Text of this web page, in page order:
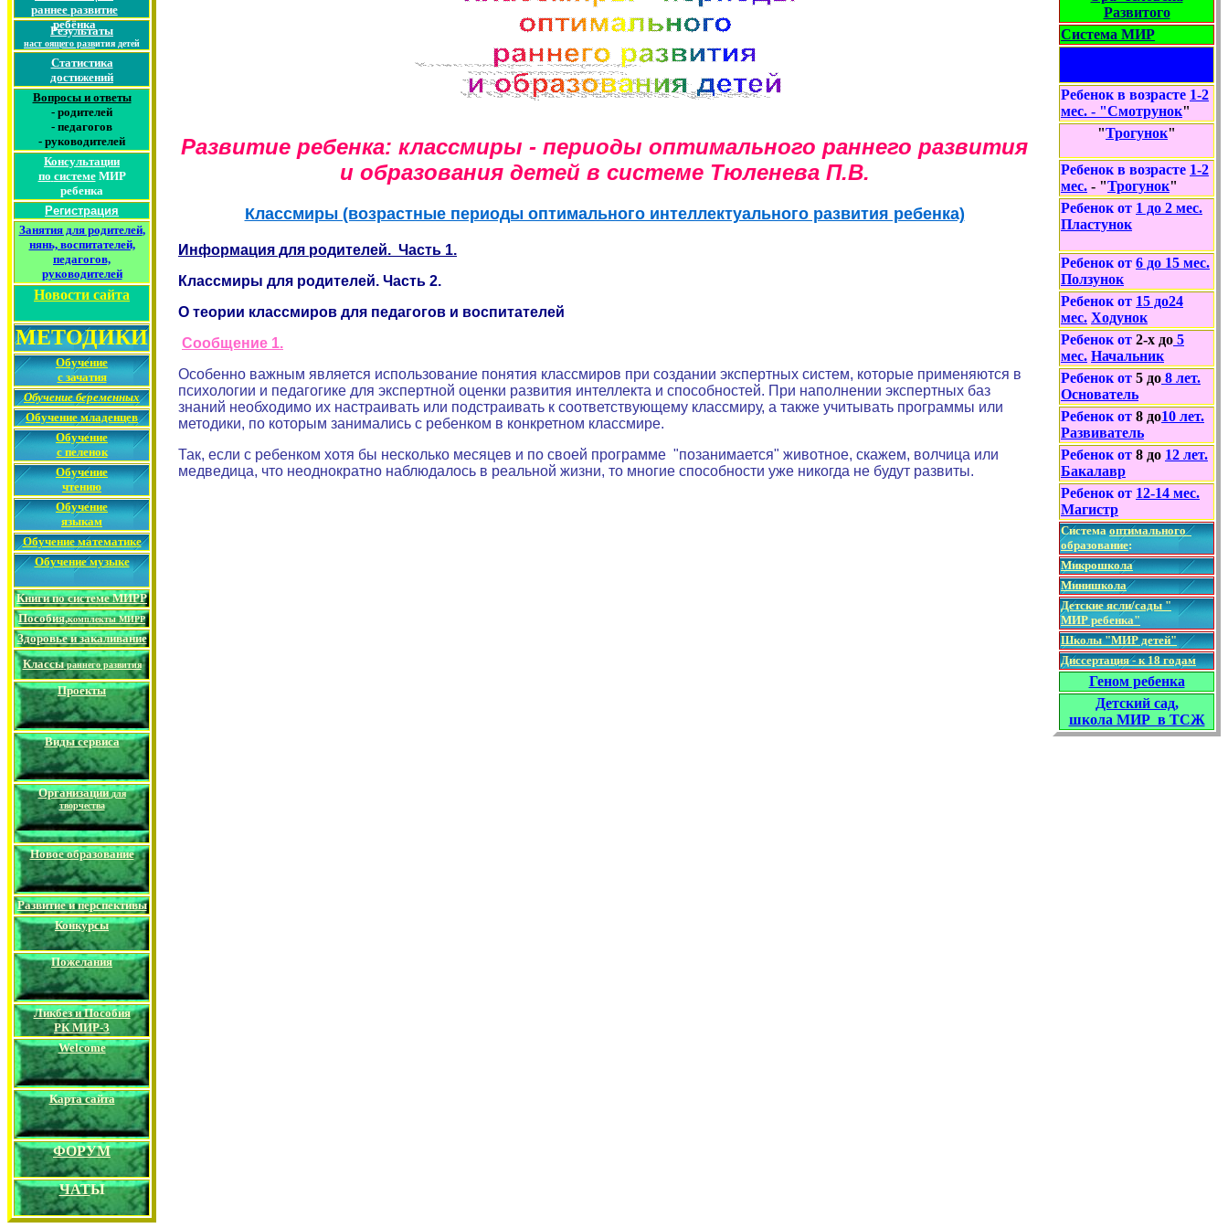
раннее развитие
ребёнка
Результаты
наст оящего развития детей
Статистика
достижений
Вопросы и ответы
- родителей
- педагогов
- руководителей
Консультации
по системеМИР
ребенка
Регистрация
Занятия для родителей,
нянь, воспитателей,
педагогов,
руководителей
Новости сайта
МЕТОДИКИ
Обучение
с зачатия
Обучение беременных
Обучение младенцев
Обучение
с пеленок
Обучение
чтению
Обучение
языкам
Обучение математике
Обучение музыке
Книги по системе МИРР
Пособия,комплекты МИРР
Здоровье и закаливание
Классы раннего развития
Проекты
Виды сервиса
Организации для
творчества
Новое образование
Развитие и перспективы
Конкурсы
Пожелания
Ликбез и Пособия
РК МИР-3
Welcome
Карта сайта
ФОРУМ
ЧАТЫ
Развитие ребенка: классмиры - периоды оптимального раннего развития
и образования детей в системе Тюленева П.В.
Классмиры (возрастные периоды оптимального интеллектуального развития ребенка)
Информация для родителей. Часть 1.
Классмиры для родителей. Часть 2.
О теории классмиров для педагогов и воспитателей
Сообщение 1.
Особенно важным является использование понятия классмиров при создании экспертных систем, которые применяются в
психологии и педагогике для экспертной оценки развития интеллекта и способностей. При наполнении экспертных баз
знаний необходимо их настраивать или подстраивать к соответствующему классмиру, а также учитывать программы или
методики, по которым занимались с ребенком в конкретном классмире.
Так, если с ребенком хотя бы несколько месяцев и по своей программе "позанимается" животное, скажем, волчица или
медведица, что неоднократно наблюдалось в реальной жизни, то многие способности уже никогда не будут развиты.
Развитого
Система МИР
Ребенок в возрасте 1-2
мес. - "Смотрунок"
"Трогунок"
Ребенок в возрасте 1-2
мес. - "Трогунок"
Ребенок от 1 до 2 мес.
Пластунок
Ребенок от 6 до 15 мес.
Ползунок
Ребенок от 15 до24
мес. Ходунок
Ребенок от 2-х до 5
мес. Начальник
Ребенок от 5 до 8 лет.
Основатель
Ребенок от 8 до10 лет.
Развиватель
Ребенок от 8 до 12 лет.
Бакалавр
Ребенок от 12-14 мес.
Магистр
Системаоптимального
образование:
Микрошкола
Минишкола
Детские ясли/сады "
МИР ребенка"
Школы "МИР детей"
Диссертация - к 18 годам
Геном ребенка
Детский сад,
школа МИР в ТСЖ